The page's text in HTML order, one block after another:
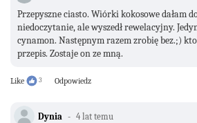
Przepyszne ciasto. Wiórki kokosowe dałam
niedoczytanie, ale wyszedł rewelacyjny.
cynamon. Następnym razem zrobię bez.;)
przepis. Zostaje on ze mną.
Like 3 Odpowiedz
Dynia 4 lat temu